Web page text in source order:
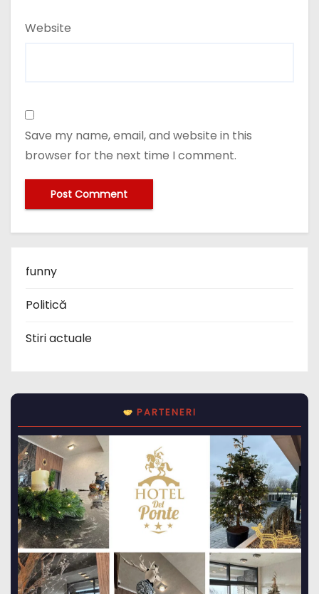
Website
Save my name, email, and website in this
browser for the next time I comment.
funny
Politică
Stiri actuale
PARTENERI